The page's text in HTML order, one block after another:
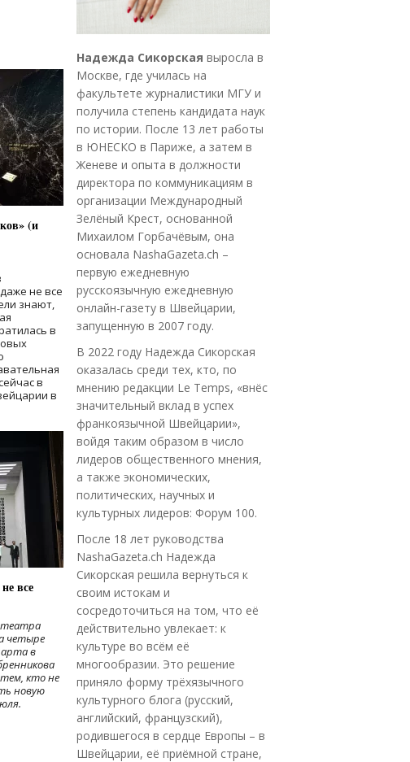
(и
не все
знают,
в
в
в
все
театра
четыре
в
кто не
новую
Надежда Сикорская выросла в
Москве, где училась на
факультете журналистики МГУ и
получила степень кандидата наук
по истории. После 13 лет работы
в ЮНЕСКО в Париже, а затем в
Женеве и опыта в должности
директора по коммуникациям в
организации Международный
Зелёный Крест, основанной
Михаилом Горбачёвым, она
основала NashaGazeta.ch –
первую ежедневную
русскоязычную ежедневную
онлайн-газету в Швейцарии,
запущенную в 2007 году.
В 2022 году Надежда Сикорская
оказалась среди тех, кто, по
мнению редакции Le Temps, «внёс
значительный вклад в успех
франкоязычной Швейцарии»,
войдя таким образом в число
лидеров общественного мнения,
а также экономических,
политических, научных и
культурных лидеров: Форум 100.
После 18 лет руководства
NashaGazeta.ch Надежда
Сикорская решила вернуться к
своим истокам и
сосредоточиться на том, что её
действительно увлекает: к
культуре во всём её
многообразии. Это решение
приняло форму трёхязычного
культурного блога (русский,
английский, французский),
родившегося в сердце Европы – в
Швейцарии, её приёмной стране,